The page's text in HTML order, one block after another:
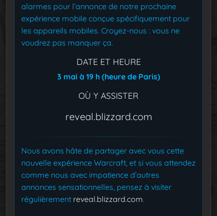
alarmes pour l’annonce de notre prochaine
expérience mobile conçue spécifiquement pour
les appareils mobiles. Croyez-nous : vous ne
voudrez pas manquer ça.
DATE ET HEURE
3 mai à 19 h (heure de Paris)
OÙ Y ASSISTER
reveal.blizzard.com
Nous avons hâte de partager avec vous cette
nouvelle expérience Warcraft, et si vous attendez
comme nous avec impatience d’autres
annonces sensationnelles, pensez à visiter
régulièrement reveal.blizzard.com.